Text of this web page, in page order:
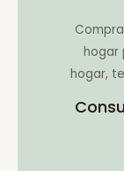
hogar
hogar,